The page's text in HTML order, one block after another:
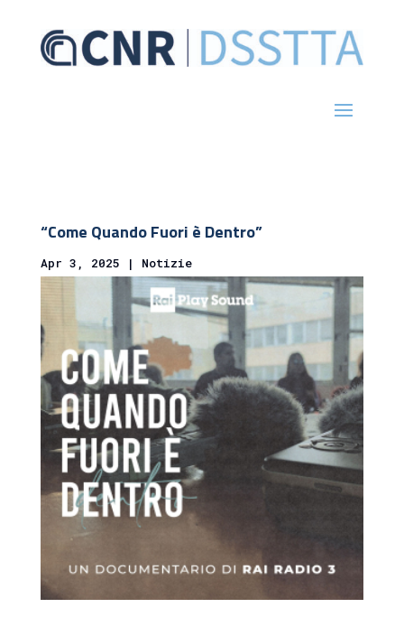
“Come Quando Fuori è Dentro”
Apr 3, 2025 | Notizie